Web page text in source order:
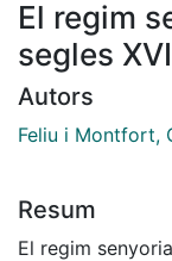
El regim
segles
Autors
Feliu i Montfort,
Resum
El regim